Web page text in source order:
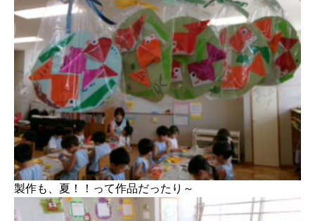
製作も、夏！！って作品だったり～